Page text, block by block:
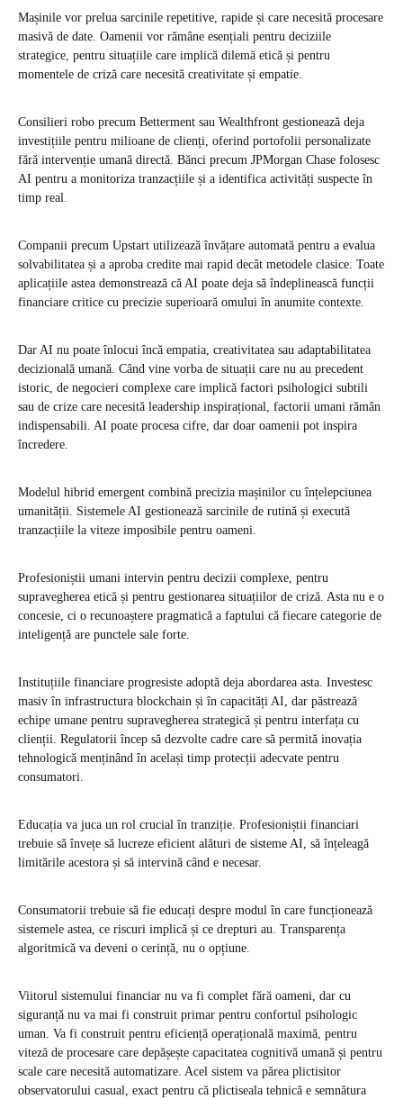
Mașinile vor prelua sarcinile repetitive, rapide și care necesită procesare
masivă de date. Oamenii vor rămâne esențiali pentru deciziile
strategice, pentru situațiile care implică dilemă etică și pentru
momentele de criză care necesită creativitate și empatie.
Consilieri robo precum Betterment sau Wealthfront gestionează deja
investițiile pentru milioane de clienți, oferind portofolii personalizate
fără intervenție umană directă. Bănci precum JPMorgan Chase folosesc
AI pentru a monitoriza tranzacțiile și a identifica activități suspecte în
timp real.
Companii precum Upstart utilizează învățare automată pentru a evalua
solvabilitatea și a aproba credite mai rapid decât metodele clasice. Toate
aplicațiile astea demonstrează că AI poate deja să îndeplinească funcții
financiare critice cu precizie superioară omului în anumite contexte.
Dar AI nu poate înlocui încă empatia, creativitatea sau adaptabilitatea
decizională umană. Când vine vorba de situații care nu au precedent
istoric, de negocieri complexe care implică factori psihologici subtili
sau de crize care necesită leadership inspirațional, factorii umani rămân
indispensabili. AI poate procesa cifre, dar doar oamenii pot inspira
încredere.
Modelul hibrid emergent combină precizia mașinilor cu înțelepciunea
umanității. Sistemele AI gestionează sarcinile de rutină și execută
tranzacțiile la viteze imposibile pentru oameni.
Profesioniștii umani intervin pentru decizii complexe, pentru
supravegherea etică și pentru gestionarea situațiilor de criză. Asta nu e o
concesie, ci o recunoaștere pragmatică a faptului că fiecare categorie de
inteligență are punctele sale forte.
Instituțiile financiare progresiste adoptă deja abordarea asta. Investesc
masiv în infrastructura blockchain și în capacități AI, dar păstrează
echipe umane pentru supravegherea strategică și pentru interfața cu
clienții. Regulatorii încep să dezvolte cadre care să permită inovația
tehnologică menținând în același timp protecții adecvate pentru
consumatori.
Educația va juca un rol crucial în tranziție. Profesioniștii financiari
trebuie să învețe să lucreze eficient alături de sisteme AI, să înțeleagă
limitările acestora și să intervină când e necesar.
Consumatorii trebuie să fie educați despre modul în care funcționează
sistemele astea, ce riscuri implică și ce drepturi au. Transparența
algoritmică va deveni o cerință, nu o opțiune.
Viitorul sistemului financiar nu va fi complet fără oameni, dar cu
siguranță nu va mai fi construit primar pentru confortul psihologic
uman. Va fi construit pentru eficiență operațională maximă, pentru
viteză de procesare care depășește capacitatea cognitivă umană și pentru
scale care necesită automatizare. Acel sistem va părea plictisitor
observatorului casual, exact pentru că plictiseala tehnică e semnătura